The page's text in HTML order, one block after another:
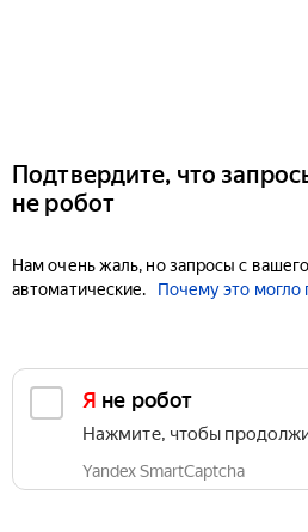
Подтвердите, что
не робот
Нам очень жаль, но запросы с
автоматические.
Почему это могло
Я не робот
Нажмите, чтобы
Yandex SmartCaptcha